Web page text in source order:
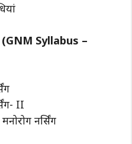
(GNM Syllabus –
II
नर्सिंग